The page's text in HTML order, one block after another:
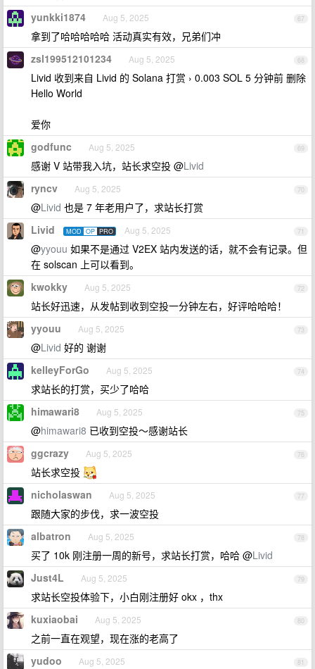
67
yunkki1874 Aug 5, 2025
拿到了哈哈哈哈哈 活动真实有效，兄弟们冲
68
zsl199512101234 Aug 5, 2025
Livid 收到来自 Livid 的 Solana 打赏 › 0.003 SOL 5 分钟前 删除
Hello World
爱你
69
godfunc Aug 5, 2025
感谢 V 站带我入坑，站长求空投 @Livid
70
ryncv Aug 5, 2025
@Livid 也是 7 年老用户了，求站长打赏
71
Livid MOD OP PRO Aug 5, 2025
@yyouu 如果不是通过 V2EX 站内发送的话，就不会有记录。但
在 solscan 上可以看到。
72
kwokky Aug 5, 2025
站长好迅速，从发帖到收到空投一分钟左右，好评哈哈哈！
73
yyouu Aug 5, 2025
@Livid 好的 谢谢
74
kelleyForGo Aug 5, 2025
求站长的打赏，买少了哈哈
75
himawari8 Aug 5, 2025
@himawari8 已收到空投～感谢站长
76
ggcrazy Aug 5, 2025
站长求空投
77
nicholaswan Aug 5, 2025
跟随大家的步伐，求一波空投
78
albatron Aug 5, 2025
买了 10k 刚注册一周的新号，求站长打赏，哈哈 @Livid
79
Just4L Aug 5, 2025
求站长空投体验下，小白刚注册好 okx ，thx
80
kuxiaobai Aug 5, 2025
之前一直在观望，现在涨的老高了
81
yudoo Aug 5, 2025